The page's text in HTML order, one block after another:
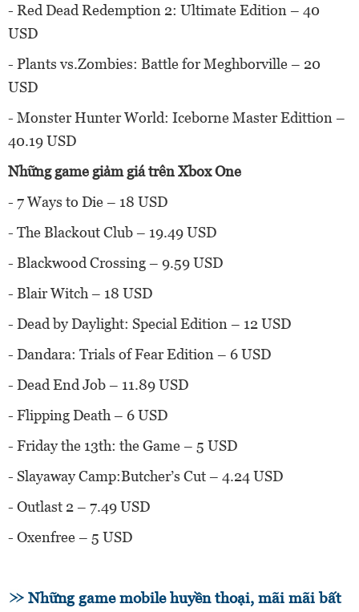
- Red Dead Redemption 2: Ultimate Edition – 40
USD
- Plants vs.Zombies: Battle for Meghborville – 20
USD
- Monster Hunter World: Iceborne Master Edittion –
40.19 USD
Những game giảm giá trên Xbox One
- 7 Ways to Die – 18 USD
- The Blackout Club – 19.49 USD
- Blackwood Crossing – 9.59 USD
- Blair Witch – 18 USD
- Dead by Daylight: Special Edition – 12 USD
- Dandara: Trials of Fear Edition – 6 USD
- Dead End Job – 11.89 USD
- Flipping Death – 6 USD
- Friday the 13th: the Game – 5 USD
- Slayaway Camp:Butcher’s Cut – 4.24 USD
- Outlast 2 – 7.49 USD
- Oxenfree – 5 USD
Những game mobile huyền thoại, mãi mãi bất